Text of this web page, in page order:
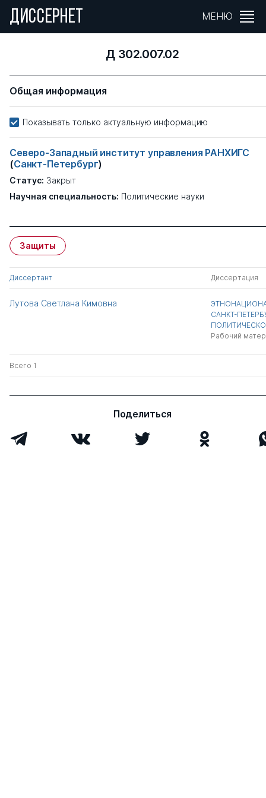
ДИССЕРНЕТ МЕНЮ
Д 302.007.02
Общая информация
Показывать только актуальную информацию
Северо-Западный институт управления РАНХИГС
(Санкт-Петербург)
Статус: Закрыт
Научная специальность: Политические науки
Защиты
Диссертант Диссертация
Лутова Светлана Кимовна
САНКТ-
Рабочий
Всего 1
Поделиться